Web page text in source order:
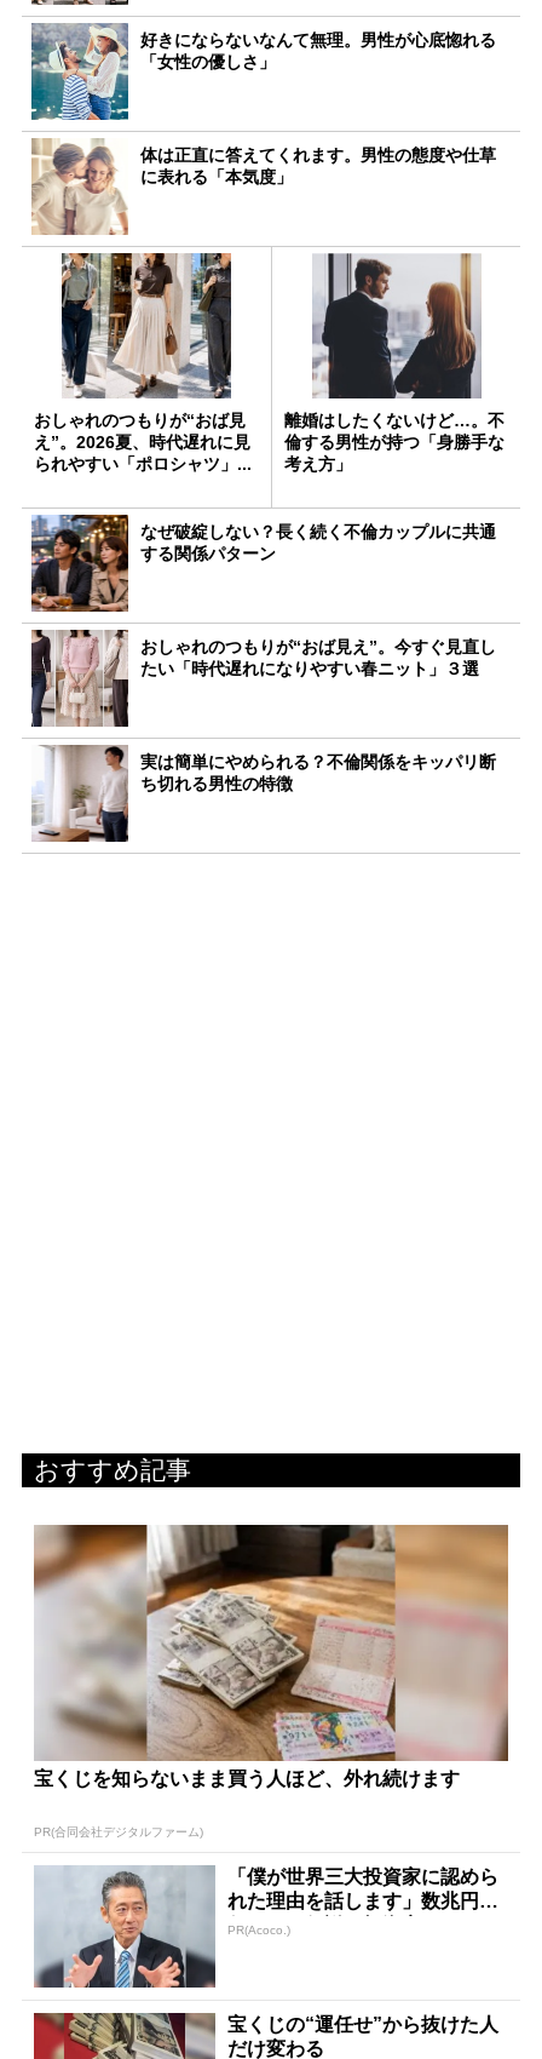
好きにならないなんて無理。男性が心底惚れる
「女性の優しさ」
体は正直に答えてくれます。男性の態度や仕草
に表れる「本気度」
おしゃれのつもりが“おば見
え”。2026夏、時代遅れに見
られやすい「ポロシャツ」...
離婚はしたくないけど…。不
倫する男性が持つ「身勝手な
考え方」
なぜ破綻しない？長く続く不倫カップルに共通
する関係パターン
おしゃれのつもりが“おば見え”。今すぐ見直し
たい「時代遅れになりやすい春ニット」３選
実は簡単にやめられる？不倫関係をキッパリ断
ち切れる男性の特徴
おすすめ記事
宝くじを知らないまま買う人ほど、外れ続けます
PR(合同会社デジタルファーム)
「僕が世界三大投資家に認めら
れた理由を話します」数兆円を
任された伝説の投資家
PR(Acoco.)
宝くじの“運任せ”から抜けた人
だけ変わる